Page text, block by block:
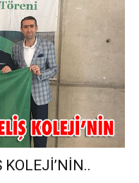
KOLEJİ’NİN..